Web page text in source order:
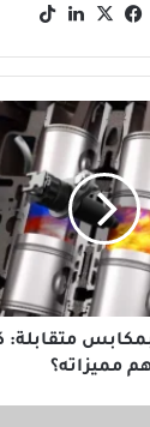
موقعفيسبوك
‫X لينكدإن
متقابلة:
مميزاته؟